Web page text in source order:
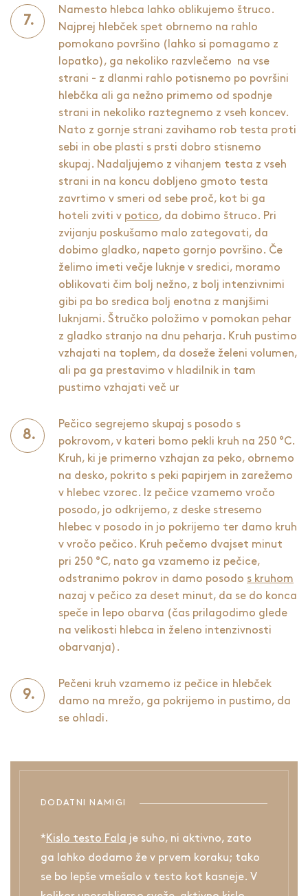
Namesto hlebca lahko oblikujemo štruco.
Najprej hlebček spet obrnemo na rahlo
pomokano površino (lahko si pomagamo z
lopatko), ga nekoliko razvlečemo na vse
strani - z dlanmi rahlo potisnemo po površini
hlebčka ali ga nežno primemo od spodnje
strani in nekoliko raztegnemo z vseh koncev.
Nato z gornje strani zavihamo rob testa proti
sebi in obe plasti s prsti dobro stisnemo
skupaj. Nadaljujemo z vihanjem testa z vseh
strani in na koncu dobljeno gmoto testa
zavrtimo v smeri od sebe proč, kot bi ga
hoteli zviti v potico, da dobimo štruco. Pri
zvijanju poskušamo malo zategovati, da
dobimo gladko, napeto gornjo površino. Če
želimo imeti večje luknje v sredici, moramo
oblikovati čim bolj nežno, z bolj intenzivnimi
gibi pa bo sredica bolj enotna z manjšimi
luknjami. Štručko položimo v pomokan pehar
z gladko stranjo na dnu peharja. Kruh pustimo
vzhajati na toplem, da doseže želeni volumen,
ali pa ga prestavimo v hladilnik in tam
pustimo vzhajati več ur
Pečico segrejemo skupaj s posodo s
pokrovom, v kateri bomo pekli kruh na 250 °C.
Kruh, ki je primerno vzhajan za peko, obrnemo
na desko, pokrito s peki papirjem in zarežemo
v hlebec vzorec. Iz pečice vzamemo vročo
posodo, jo odkrijemo, z deske stresemo
hlebec v posodo in jo pokrijemo ter damo kruh
v vročo pečico. Kruh pečemo dvajset minut
pri 250 °C, nato ga vzamemo iz pečice,
odstranimo pokrov in damo posodo s kruhom
nazaj v pečico za deset minut, da se do konca
speče in lepo obarva (čas prilagodimo glede
na velikosti hlebca in želeno intenzivnosti
obarvanja).
Pečeni kruh vzamemo iz pečice in hlebček
damo na mrežo, ga pokrijemo in pustimo, da
se ohladi.
DODATNI NAMIGI
* Kislo testo Fala je suho, ni aktivno, zato
ga lahko dodamo že v prvem koraku; tako
se bo lepše vmešalo v testo kot kasneje. V